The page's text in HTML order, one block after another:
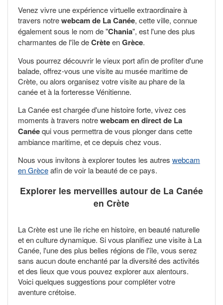
Venez vivre une expérience virtuelle extraordinaire à
travers notrewebcam de La Canée, cette ville, connue
également sous le nom de "Chania", est l'une des plus
charmantes de l'île deCrèteenGrèce.
Vous pourrez découvrir le vieux port afin de profiter d'une
balade, offrez-vous une visite au musée maritime de
Crète, ou alors organisez votre visite au phare de la
canée et à la forteresse Vénitienne.
La Canée est chargée d'une histoire forte, vivez ces
moments à travers notrewebcam en direct de La
Canéequi vous permettra de vous plonger dans cette
ambiance maritime, et ce depuis chez vous.
Nous vous invitons à explorer toutes les autres webcam
en Grèceafin de voir la beauté de ce pays.
Explorer les merveilles autour de La Canée
en Crète
La Crète est une île riche en histoire, en beauté naturelle
et en culture dynamique. Si vous planifiez une visite à La
Canée, l'une des plus belles régions de l'île, vous serez
sans aucun doute enchanté par la diversité des activités
et des lieux que vous pouvez explorer aux alentours.
Voici quelques suggestions pour compléter votre
aventure crétoise.